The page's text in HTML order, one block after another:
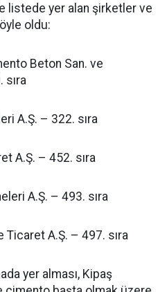
listede yer alan şirketler ve
oldu:
Beton San. ve
sıra
A.Ş. – 322. sıra
A.Ş. – 452. sıra
A.Ş. – 493. sıra
Ticaret A.Ş. – 497. sıra
yer alması, Kipaş